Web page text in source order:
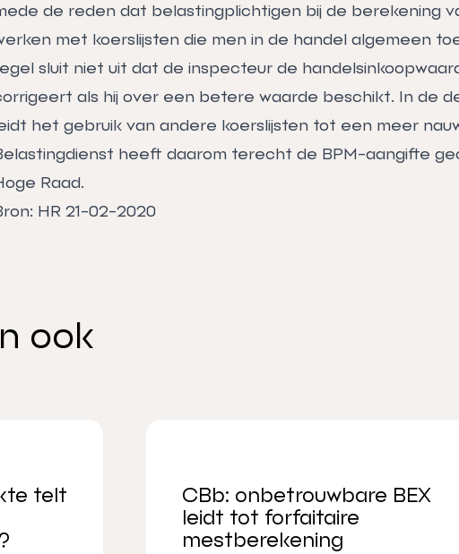
de reden dat belastingplichtigen bij de berekening
met koerslijsten die men in de handel algemeen
sluit niet uit dat de inspecteur de
als hij over een betere waarde beschikt. In de
het gebruik van andere koerslijsten tot een meer
heeft daarom terecht de BPM-aangifte
Raad.
HR 21-02-2020
ook
telt
CBb: onbetrouwbare BEX
leidt tot forfaitaire
mestberekening